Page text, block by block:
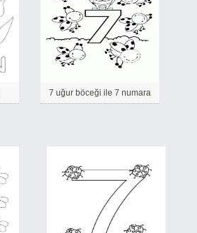
7 uğur böceği ile 7 numara